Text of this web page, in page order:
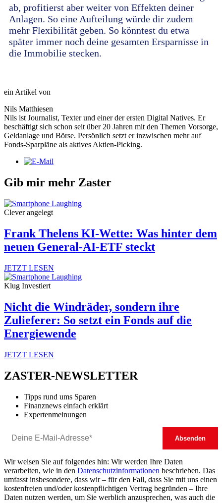
ab, profitierst aber weiter von Effekten deiner
Anlagen. So eine Aufteilung würde dir zudem
mehr Flexibilität geben. So könntest du etwa
später immer noch deine gesamten Ersparnisse in
die Immobilie stecken.
ein Artikel von
Nils Matthiesen
Nils ist Journalist, Texter und einer der ersten Digital Natives. Er
beschäftigt sich schon seit über 20 Jahren mit den Themen Vorsorge,
Geldanlage und Börse. Persönlich setzt er inzwischen mehr auf
Fonds-Sparpläne als aktives Aktien-Picking.
Gib mir mehr Zaster
Clever angelegt
Frank Thelens KI-Wette: Was hinter dem
neuen General-AI-ETF steckt
JETZT LESEN
Klug Investiert
Nicht die Windräder, sondern ihre
Zulieferer: So setzt ein Fonds auf die
Energiewende
JETZT LESEN
ZASTER-NEWSLETTER
Tipps rund ums Sparen
Finanznews einfach erklärt
Expertenmeinungen
Wir weisen Sie auf folgendes hin: Wir werden Ihre Daten
verarbeiten, wie in den Datenschutzinformationen beschrieben. Das
umfasst insbesondere, dass wir – für den Fall, dass Sie mit uns einen
kostenfreien und/oder kostenpflichtigen Vertrag begründen – Ihre
Daten nutzen werden, um Sie werblich anzusprechen, was auch die